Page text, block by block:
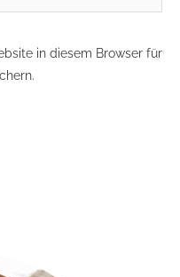
in diesem Browser für